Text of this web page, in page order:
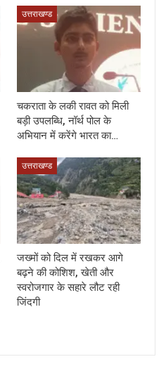
उत्तराखण्ड
चकराता के लकी रावत को मिली
बड़ी उपलब्धि, नॉर्थ पोल के
अभियान में करेंगे भारत का…
उत्तराखण्ड
जख्मों को दिल में रखकर आगे
बढ़ने की कोशिश, खेती और
स्वरोजगार के सहारे लौट रही
जिंदगी